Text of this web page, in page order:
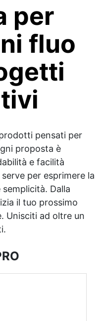
per
fluo
pensati per
proposta è
e facilità
per esprimere la
Dalla
il tuo prossimo
Unisciti ad oltre un